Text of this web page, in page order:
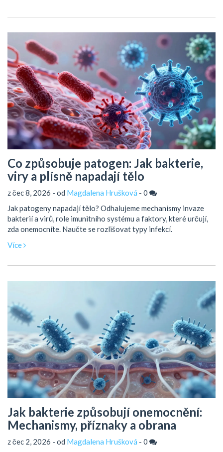
Co způsobuje patogen: Jak bakterie,
viry a plísně napadají tělo
z čec 8, 2026 - od Magdalena Hrušková - 0
Jak patogeny napadají tělo? Odhalujeme mechanismy invaze
bakterií a virů, role imunitního systému a faktory, které určují,
zda onemocníte. Naučte se rozlišovat typy infekcí.
Více
Jak bakterie způsobují onemocnění:
Mechanismy, příznaky a obrana
z čec 2, 2026 - od Magdalena Hrušková - 0